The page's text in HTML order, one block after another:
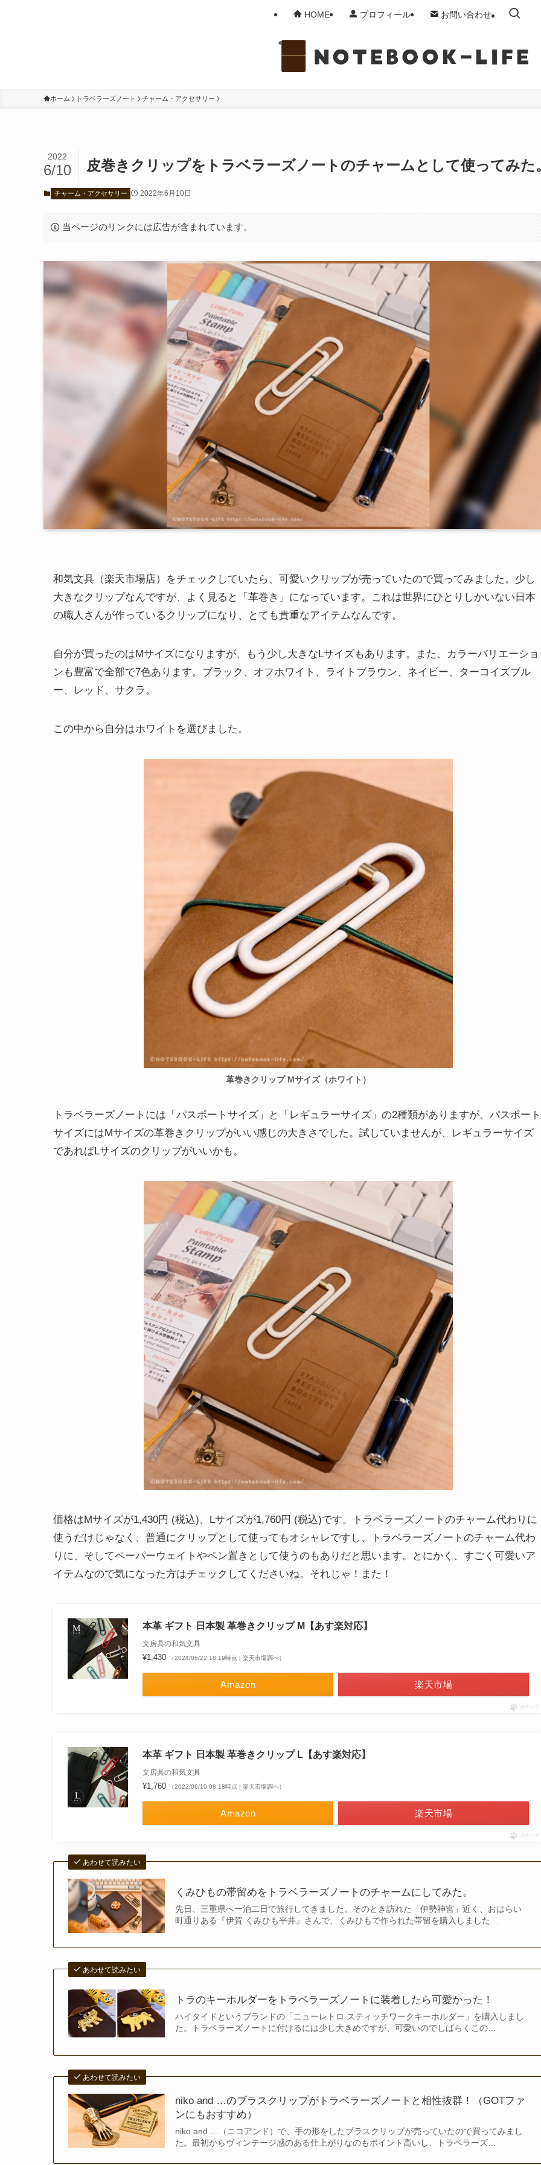
HOME プロフィール お問い合わせ
ホーム トラベラーズノート チャーム・アクセサリー
皮巻きクリップをトラベラーズノートのチャームとして使ってみた
2022
6/10
チャーム・アクセサリー 2022年6月10日
当ページのリンクには広告が含まれています。
和気文具（楽天市場店）をチェックしていたら、可愛いクリップが売っていたので買ってみました。少し
大きなクリップなんですが、よく見ると「革巻き」になっています。これは世界にひとりしかいない日本
の職人さんが作っているクリップになり、とても貴重なアイテムなんです。
自分が買ったのはMサイズになりますが、もう少し大きなLサイズもあります。また、カラーバリエーショ
ンも豊富で全部で7色あります。ブラック、オフホワイト、ライトブラウン、ネイビー、ターコイズブル
ー、レッド、サクラ。
この中から自分はホワイトを選びました。
革巻きクリップ Mサイズ（ホワイト）
トラベラーズノートには「パスポートサイズ」と「レギュラーサイズ」の2種類がありますが、パスポート
サイズにはMサイズの革巻きクリップがいい感じの大きさでした。試していませんが、レギュラーサイズ
であればLサイズのクリップがいいかも。
価格はMサイズが1,430円 (税込)、Lサイズが1,760円 (税込)です。トラベラーズノートのチャーム代わりに
使うだけじゃなく、普通にクリップとして使ってもオシャレですし、トラベラーズノートのチャーム代わ
りに、そしてペーパーウェイトやペン置きとして使うのもありだと思います。とにかく、すごく可愛いア
イテムなので気になった方はチェックしてくださいね。それじゃ！また！
本革 ギフト 日本製 革巻きクリップ M【あす楽対応】
文房具の和気文具
¥1,430 （2024/06/22 18:19時点 | 楽天市場調べ）
Amazon 楽天市場
ポチップ
本革 ギフト 日本製 革巻きクリップ L【あす楽対応】
文房具の和気文具
¥1,760 （2022/06/10 08:18時点 | 楽天市場調べ）
Amazon 楽天市場
ポチップ
あわせて読みたい
くみひもの帯留めをトラベラーズノートのチャームにしてみた。
先日、三重県へ一泊二日で旅行してきました。そのとき訪れた「伊勢神宮」近く、おはらい
町通りある『伊賀 くみひも平井』さんで、くみひもで作られた帯留を購入しました…
あわせて読みたい
トラのキーホルダーをトラベラーズノートに装着したら可愛かった！
ハイタイドというブランドの「ニューレトロ スティッチワークキーホルダー」を購入しまし
た。トラベラーズノートに付けるには少し大きめですが、可愛いのでしばらくこの…
あわせて読みたい
niko and …のブラスクリップがトラベラーズノートと相性抜群！（GOTファ
ンにもおすすめ）
niko and …（ニコアンド）で、手の形をしたブラスクリップが売っていたので買ってみまし
た。最初からヴィンテージ感のある仕上がりなのもポイント高いし、トラベラーズ…